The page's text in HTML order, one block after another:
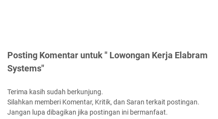
Posting Komentar untuk " Lowongan Kerja Elabram
Systems"
Terima kasih sudah berkunjung.
Silahkan memberi Komentar, Kritik, dan Saran terkait postingan.
Jangan lupa dibagikan jika postingan ini bermanfaat.